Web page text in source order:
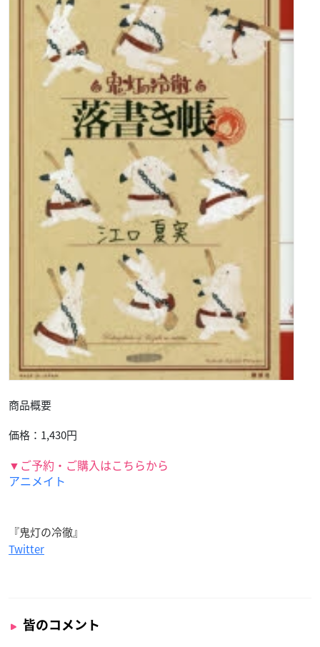
商品概要
価格：1,430円
▼ご予約・ご購入はこちらから
アニメイト
『鬼灯の冷徹』
Twitter
皆のコメント